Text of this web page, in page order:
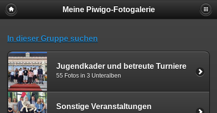
Meine Piwigo-Fotogalerie
In dieser Gruppe suchen
Jugendkader und betreute Turniere
55 Fotos in 3 Unteralben
Sonstige Veranstaltungen